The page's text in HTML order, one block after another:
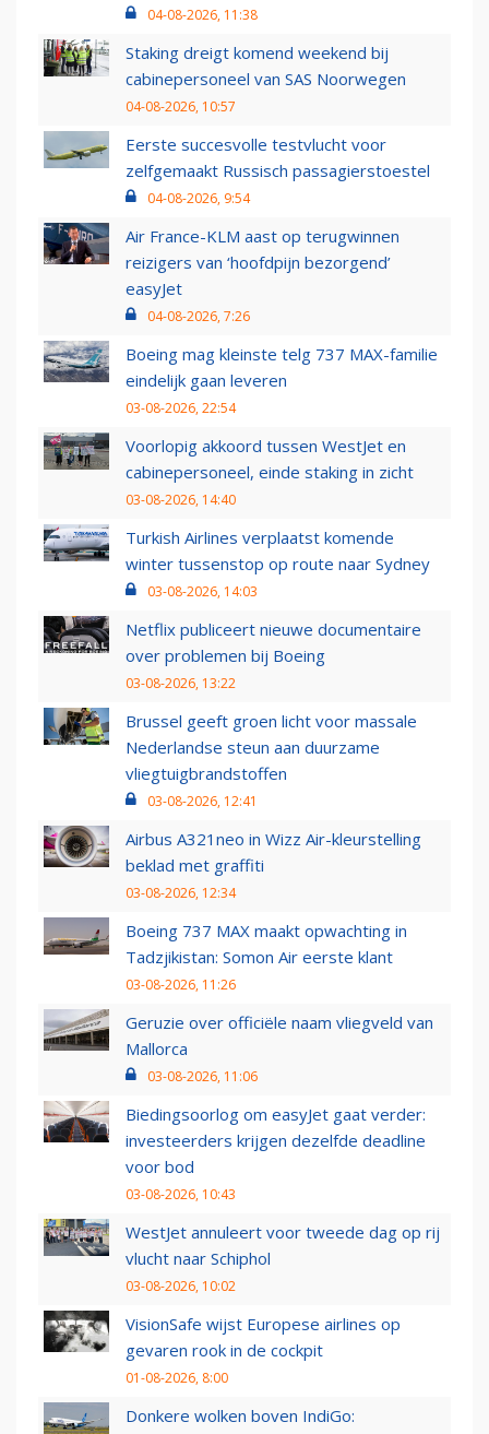
04-08-2026, 11:38
Staking dreigt komend weekend bij
cabinepersoneel van SAS Noorwegen
04-08-2026, 10:57
Eerste succesvolle testvlucht voor
zelfgemaakt Russisch passagierstoestel
04-08-2026, 9:54
Air France-KLM aast op terugwinnen
reizigers van ‘hoofdpijn bezorgend’
easyJet
04-08-2026, 7:26
Boeing mag kleinste telg 737 MAX-familie
eindelijk gaan leveren
03-08-2026, 22:54
Voorlopig akkoord tussen WestJet en
cabinepersoneel, einde staking in zicht
03-08-2026, 14:40
Turkish Airlines verplaatst komende
winter tussenstop op route naar Sydney
03-08-2026, 14:03
Netflix publiceert nieuwe documentaire
over problemen bij Boeing
03-08-2026, 13:22
Brussel geeft groen licht voor massale
Nederlandse steun aan duurzame
vliegtuigbrandstoffen
03-08-2026, 12:41
Airbus A321neo in Wizz Air-kleurstelling
beklad met graffiti
03-08-2026, 12:34
Boeing 737 MAX maakt opwachting in
Tadzjikistan: Somon Air eerste klant
03-08-2026, 11:26
Geruzie over officiële naam vliegveld van
Mallorca
03-08-2026, 11:06
Biedingsoorlog om easyJet gaat verder:
investeerders krijgen dezelfde deadline
voor bod
03-08-2026, 10:43
WestJet annuleert voor tweede dag op rij
vlucht naar Schiphol
03-08-2026, 10:02
VisionSafe wijst Europese airlines op
gevaren rook in de cockpit
01-08-2026, 8:00
Donkere wolken boven IndiGo: